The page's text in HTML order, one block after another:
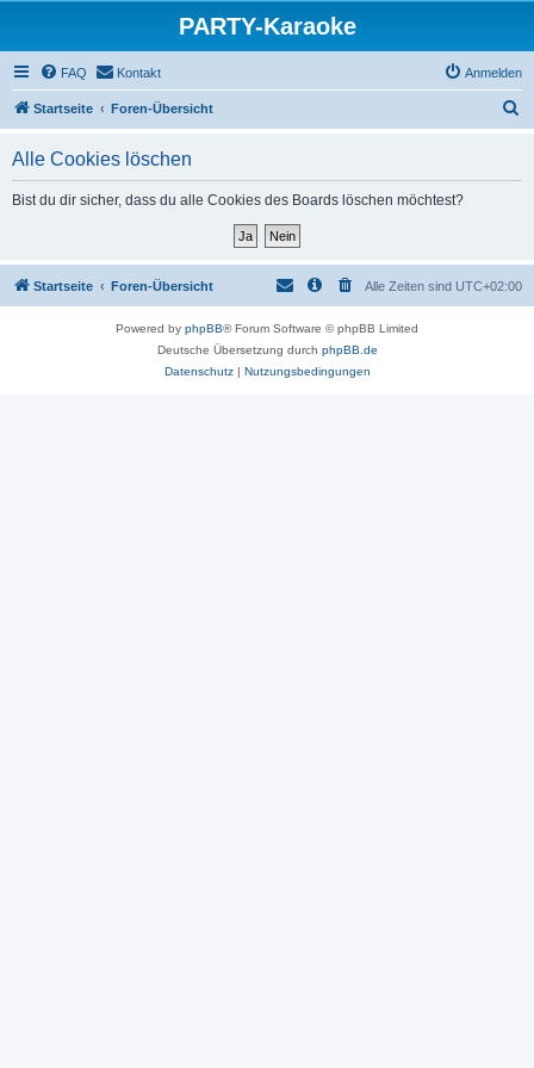
PARTY-Karaoke
FAQ Kontakt Anmelden
Startseite Foren-Übersicht
Alle Cookies löschen
Bist du dir sicher, dass du alle Cookies des Boards löschen möchtest?
Startseite Foren-Übersicht Alle Zeiten sind UTC+02:00
Powered by phpBB® Forum Software © phpBB Limited
Deutsche Übersetzung durch phpBB.de
Datenschutz| Nutzungsbedingungen